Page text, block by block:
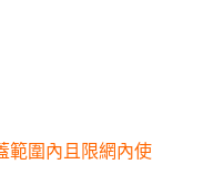
範圍內且限網內使